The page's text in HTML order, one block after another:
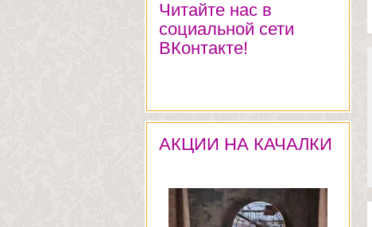
Читайте нас в
социальной сети
ВКонтакте!
АКЦИИ НА КАЧАЛКИ